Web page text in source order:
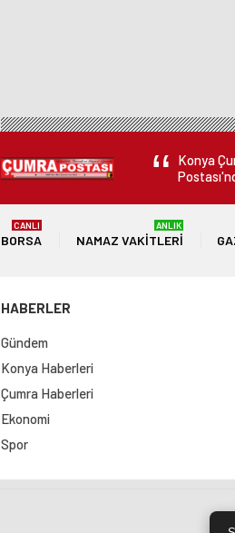
Konya
BORSA
CANLI
NAMAZ VAKITLERI
ANLIK
HABERLER
Gündem
Konya Haberleri
Çumra Haberleri
Ekonomi
Spor